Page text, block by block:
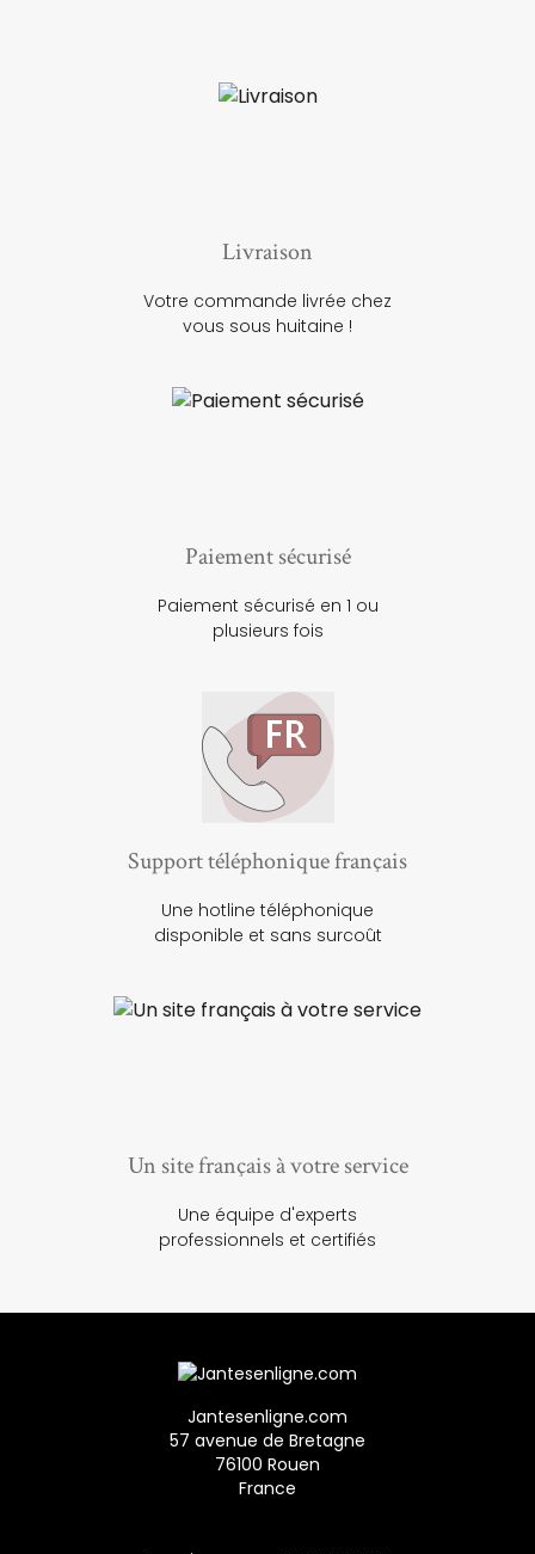
Livraison
Votre commande livrée chez
vous sous huitaine !
Paiement sécurisé
Paiement sécurisé en 1 ou
plusieurs fois
Support téléphonique français
Une hotline téléphonique
disponible et sans surcoût
Un site français à votre service
Une équipe d'experts
professionnels et certifiés
Jantesenligne.com
57 avenue de Bretagne
76100 Rouen
France